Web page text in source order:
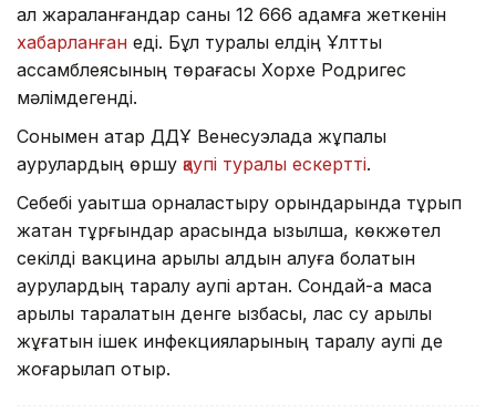
ал жараланғандар саны 12 666 адамға жеткенін
хабарланған еді. Бұл туралы елдің Ұлттық
ассамблеясының төрағасы Хорхе Родригес
мәлімдегенді.
Сонымен қатар ДДҰ Венесуэлада жұқпалы
аурулардың өршу қаупі туралы ескертті.
Себебі уақытша орналастыру орындарында тұрып
жатқан тұрғындар арасында қызылша, көкжөтел
секілді вакцина арқылы алдын алуға болатын
аурулардың таралу қаупі артқан. Сондай-ақ маса
арқылы таралатын денге қызбасы, лас су арқылы
жұғатын ішек инфекцияларының таралу қаупі де
жоғарылап отыр.